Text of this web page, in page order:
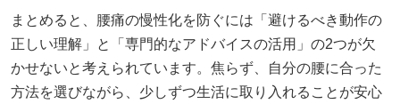
まとめると、腰痛の慢性化を防ぐには「避けるべき動作の
正しい理解」と「専門的なアドバイスの活用」の2つが欠
かせないと考えられています。焦らず、自分の腰に合った
方法を選びながら、少しずつ生活に取り入れることが安心